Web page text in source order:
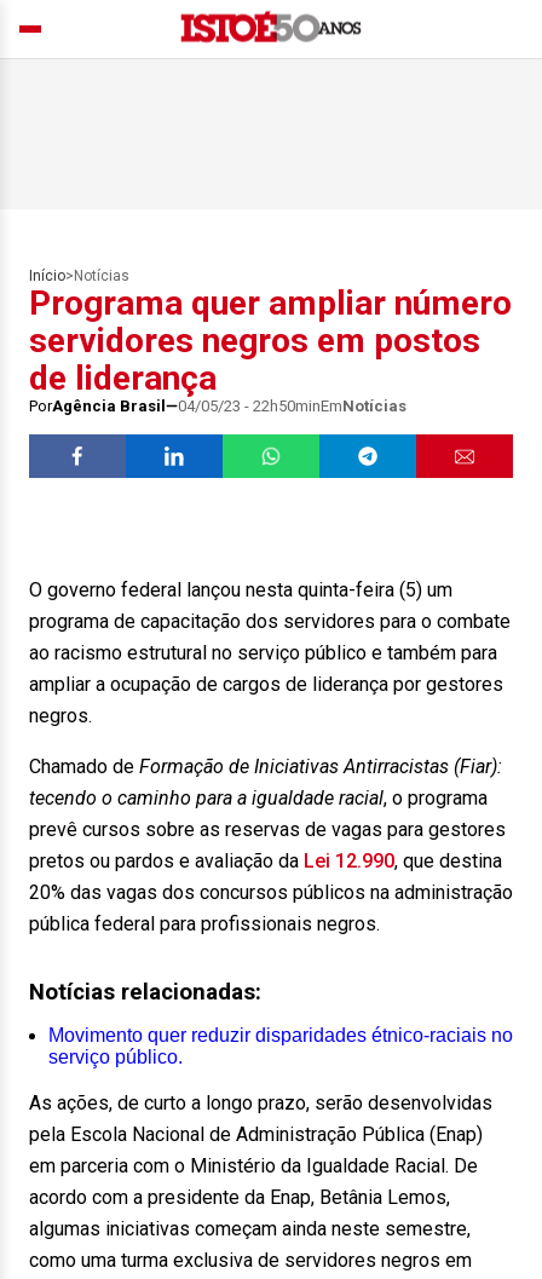
Início> Notícias
Programa quer ampliar número
servidores negros em postos
de liderança
PorAgência Brasil 04/05/23 - 22h50minEmNotícias
O governo federal lançou nesta quinta-feira (5) um
programa de capacitação dos servidores para o combate
ao racismo estrutural no serviço público e também para
ampliar a ocupação de cargos de liderança por gestores
negros.
Chamado de Formação de Iniciativas Antirracistas (Fiar):
tecendo o caminho para a igualdade racial, o programa
prevê cursos sobre as reservas de vagas para gestores
pretos ou pardos e avaliação da Lei 12.990, que destina
20% das vagas dos concursos públicos na administração
pública federal para profissionais negros.
Notícias relacionadas:
Movimento quer reduzir disparidades étnico-raciais no
serviço público.
As ações, de curto a longo prazo, serão desenvolvidas
pela Escola Nacional de Administração Pública (Enap)
em parceria com o Ministério da Igualdade Racial. De
acordo com a presidente da Enap, Betânia Lemos,
algumas iniciativas começam ainda neste semestre,
como uma turma exclusiva de servidores negros em